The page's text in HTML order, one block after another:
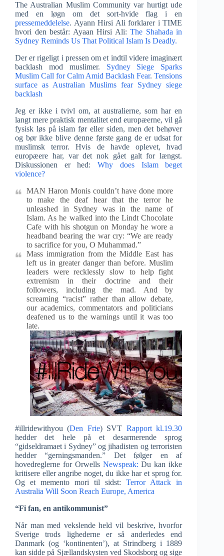
The Australian Muslim Community var hurtigt ude
med en løgn om det sort-hvide flag i en
pressemeddelelse. Ayann Hirsi Ali forklarer i TIME
hvori den består: Ayaan Hirsi Ali: The Shahada in
Sydney Reminds Us That Political Islam Is Deadly.
Der er rigeligt i pressen om et indtil videre imaginært
backlash mod muslimer. Sydney Siege Sparks
Muslim Call for Calm Amid Backlash Fear.Tensions
surface as Australian Muslims fear Sydney siege
backlash
Jeg er ikke i tvivl om, at australierne, som har en
langt mere praktisk mentalitet end europæerne, vil gå
fysisk løs på islam før eller siden, men det behøver
og bør ikke blive denne første gang de er udsat for
muslimsk terror. Hvis de havde oplevet, hvad
europæere har, var det nok gået galt for længst.
Diskussionen er hed: Why does Islam beget
violence?
MAN Haron Monis couldn’t have done more
to make the deaf hear that the terror he
unleashed in Sydney was in the name of
Islam. As he walked into the Lindt Chocolate
Cafe with his shotgun on Monday he wore a
headband bearing the war cry: “We are ready
to sacrifice for you, O Muhammad.”
Mass immigration from the Middle East has
left us in greater danger than before. Muslim
leaders were recklessly slow to help fight
extremism in their doctrine and their
followers, including the mad. And by
screaming “racist” rather than allow debate,
our academics, commentators and politicians
deafened us to the warnings until it was too
late.
#illridewithyou (Den Frie) SVT Rapport kl.19.30
hedder det hele på et desarmerende sprog
“gidseldramaet i Sydney” og jihadisten og terroristen
hedder “gerningsmanden.” Det følger en af
hovedreglerne for Orwells Newspeak: Du kan ikke
kritisere eller angribe noget, du ikke har et sprog for.
Og et memento mori til sidst:Terror Attack in
Australia Will Soon Reach Europe, America
“Fi fan, en antikommunist”
Når man med vekslende held vil beskrive, hvorfor
Sverige trods lighederne er så anderledes end
Danmark (og ‘kontinenten’), at Strindberg i 1889
kan sidde på Sjællandskysten ved Skodsborg og sige